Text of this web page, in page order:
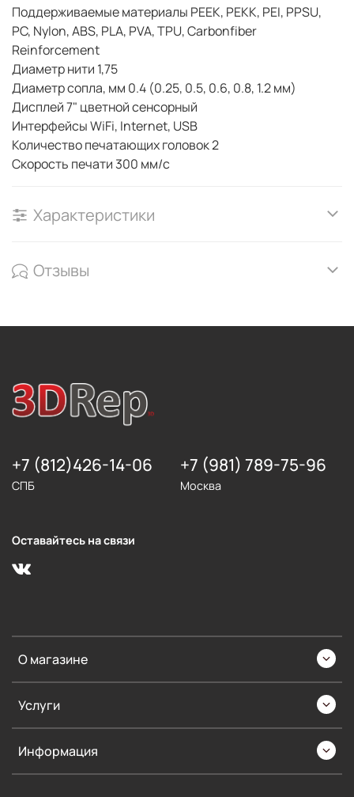
Поддерживаемые материалы PEEK, PEKK, PEI, PPSU,
PC, Nylon, ABS, PLA, PVA, TPU, Carbonfiber
Reinforcement
Диаметр нити 1,75
Диаметр сопла, мм 0.4 (0.25, 0.5, 0.6, 0.8, 1.2 мм)
Дисплей 7" цветной сенсорный
Интерфейсы WiFi, Internet, USB
Количество печатающих головок 2
Скорость печати 300 мм/с
Характеристики
Отзывы
О магазине
Услуги
Информация
+7 (812)426-14-06
СПБ
+7 (981) 789-75-96
Москва
Оставайтесь на связи